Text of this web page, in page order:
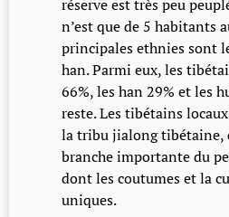
réserve est très peu
n’est que de 5 habitants
principales ethnies sont
han. Parmi eux, les
66%, les han 29% et les
reste. Les tibétains
la tribu jialong tibétaine,
branche importante du
dont les coutumes et la
uniques.